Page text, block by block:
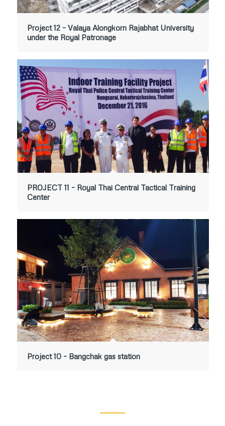
Project 12 – Valaya Alongkorn Rajabhat University
under the Royal Patronage
PROJECT 11 – Royal Thai Central Tactical Training
Center
Project 10 – Bangchak gas station